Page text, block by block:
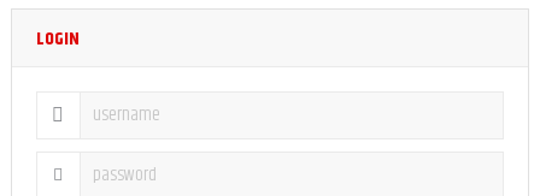
LOGIN